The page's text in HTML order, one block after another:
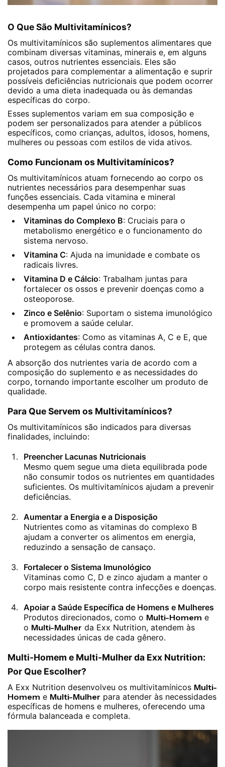
O Que São Multivitamínicos?
Os multivitamínicos são suplementos alimentares que
combinam diversas vitaminas, minerais e, em alguns
casos, outros nutrientes essenciais. Eles são
projetados para complementar a alimentação e suprir
possíveis deficiências nutricionais que podem ocorrer
devido a uma dieta inadequada ou às demandas
específicas do corpo.
Esses suplementos variam em sua composição e
podem ser personalizados para atender a públicos
específicos, como crianças, adultos, idosos, homens,
mulheres ou pessoas com estilos de vida ativos.
Como Funcionam os Multivitamínicos?
Os multivitamínicos atuam fornecendo ao corpo os
nutrientes necessários para desempenhar suas
funções essenciais. Cada vitamina e mineral
desempenha um papel único no corpo:
Vitaminas do Complexo B: Cruciais para o
metabolismo energético e o funcionamento do
sistema nervoso.
Vitamina C: Ajuda na imunidade e combate os
radicais livres.
Vitamina D e Cálcio: Trabalham juntas para
fortalecer os ossos e prevenir doenças como a
osteoporose.
Zinco e Selênio: Suportam o sistema imunológico
e promovem a saúde celular.
Antioxidantes: Como as vitaminas A, C e E, que
protegem as células contra danos.
A absorção dos nutrientes varia de acordo com a
composição do suplemento e as necessidades do
corpo, tornando importante escolher um produto de
qualidade.
Para Que Servem os Multivitamínicos?
Os multivitamínicos são indicados para diversas
finalidades, incluindo:
Preencher Lacunas Nutricionais
Mesmo quem segue uma dieta equilibrada pode
não consumir todos os nutrientes em quantidades
suficientes. Os multivitamínicos ajudam a prevenir
deficiências.
Aumentar a Energia e a Disposição
Nutrientes como as vitaminas do complexo B
ajudam a converter os alimentos em energia,
reduzindo a sensação de cansaço.
Fortalecer o Sistema Imunológico
Vitaminas como C, D e zinco ajudam a manter o
corpo mais resistente contra infecções e doenças.
Apoiar a Saúde Específica de Homens e Mulheres
Produtos direcionados, como o Multi-Homem e
o Multi-Mulher da Exx Nutrition, atendem às
necessidades únicas de cada gênero.
Multi-Homem e Multi-Mulher da Exx Nutrition:
Por Que Escolher?
A Exx Nutrition desenvolveu os multivitamínicos Multi-
Homem e Multi-Mulher para atender às necessidades
específicas de homens e mulheres, oferecendo uma
fórmula balanceada e completa.